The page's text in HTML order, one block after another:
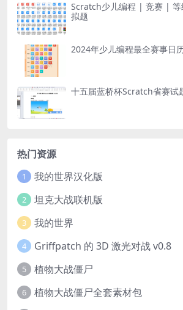
Scratch少儿编程 | 竞赛 |
拟题
2024年少儿编程最全赛事日
十五届蓝桥杯Scratch省赛试
热门资源
1 我的世界汉化版
2 坦克大战联机版
3 我的世界
4 Griffpatch 的 3D 激光对战 v0.8
5 植物大战僵尸
6
植物大战僵尸全套素材包